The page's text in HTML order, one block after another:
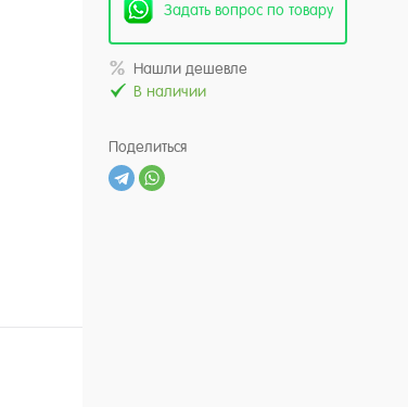
Задать вопрос по товару
Нашли дешевле
В наличии
Поделиться